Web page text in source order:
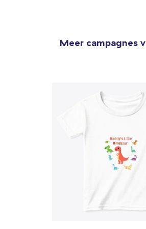
Meer campagnes